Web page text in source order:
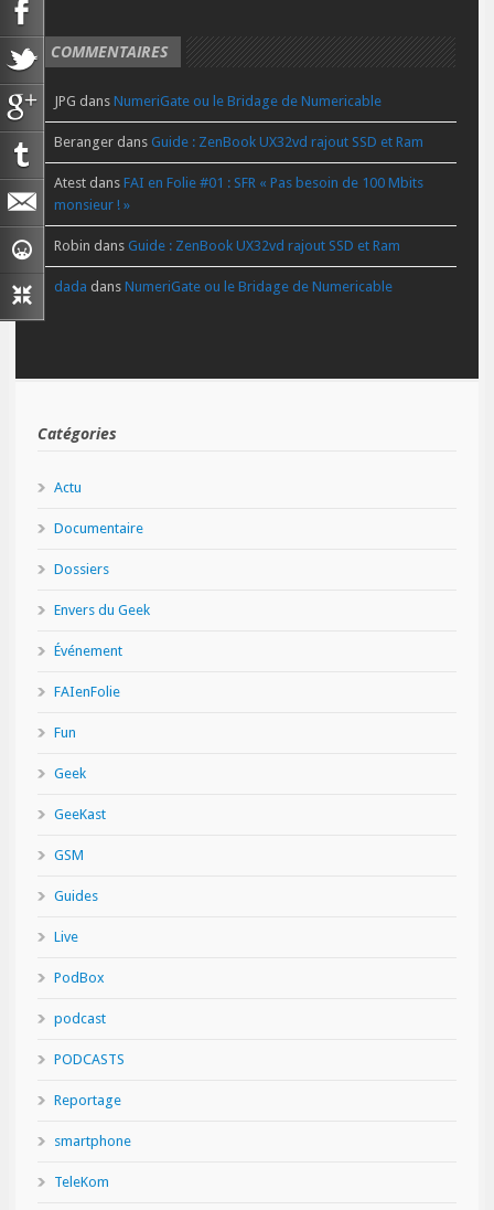
COMMENTAIRES
JPG dans NumeriGate ou le Bridage de Numericable
Beranger dans Guide : ZenBook UX32vd rajout SSD et Ram
Atest dans FAI en Folie #01 : SFR « Pas besoin de 100 Mbits
monsieur ! »
Robin dans Guide : ZenBook UX32vd rajout SSD et Ram
dada dans NumeriGate ou le Bridage de Numericable
Catégories
Actu
Documentaire
Dossiers
Envers du Geek
Événement
FAIenFolie
Fun
Geek
GeeKast
GSM
Guides
Live
PodBox
podcast
PODCASTS
Reportage
smartphone
TeleKom